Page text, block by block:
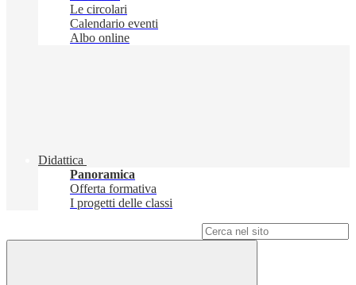
Le circolari
Calendario eventi
Albo online
Didattica
Panoramica
Offerta formativa
I progetti delle classi